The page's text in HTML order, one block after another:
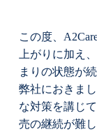
この度、
上がりに加え
まりの状態が
弊社におきま
な対策を講じ
売の継続が難